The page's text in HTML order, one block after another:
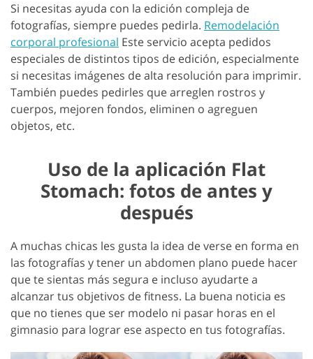
Si necesitas ayuda con la edición compleja de
fotografías, siempre puedes pedirla. Remodelación
corporal profesional Este servicio acepta pedidos
especiales de distintos tipos de edición, especialmente
si necesitas imágenes de alta resolución para imprimir.
También puedes pedirles que arreglen rostros y
cuerpos, mejoren fondos, eliminen o agreguen
objetos, etc.
Uso de la aplicación Flat
Stomach: fotos de antes y
después
A muchas chicas les gusta la idea de verse en forma en
las fotografías y tener un abdomen plano puede hacer
que te sientas más segura e incluso ayudarte a
alcanzar tus objetivos de fitness. La buena noticia es
que no tienes que ser modelo ni pasar horas en el
gimnasio para lograr ese aspecto en tus fotografías.